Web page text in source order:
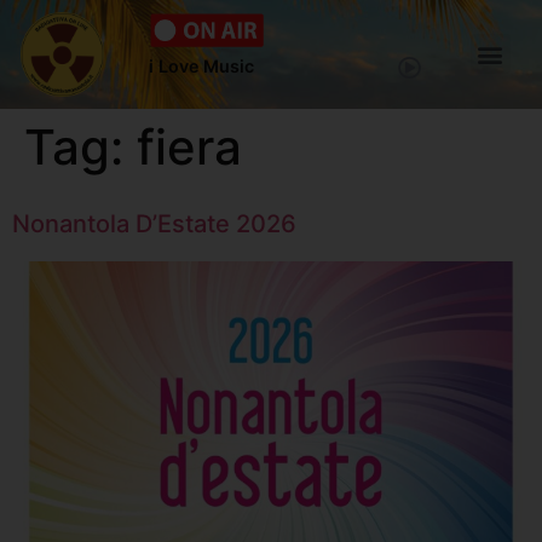
i Love Music
Tag: fiera
Nonantola D’Estate 2026